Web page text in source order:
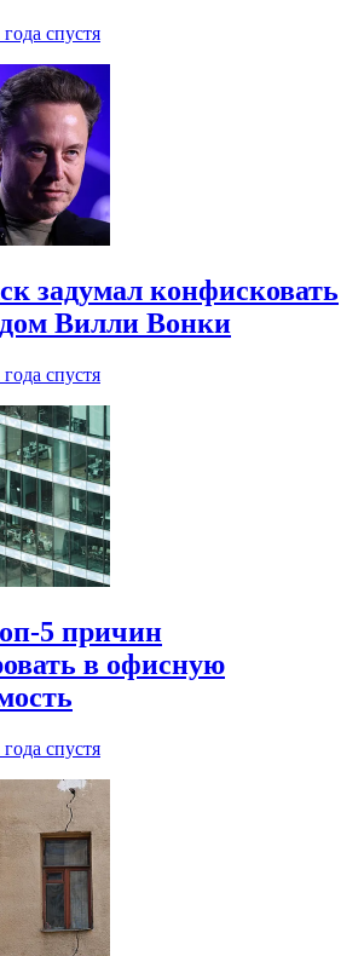
года спустя
задумал конфисковать
Вилли Вонки
года спустя
5 причин
в офисную
года спустя